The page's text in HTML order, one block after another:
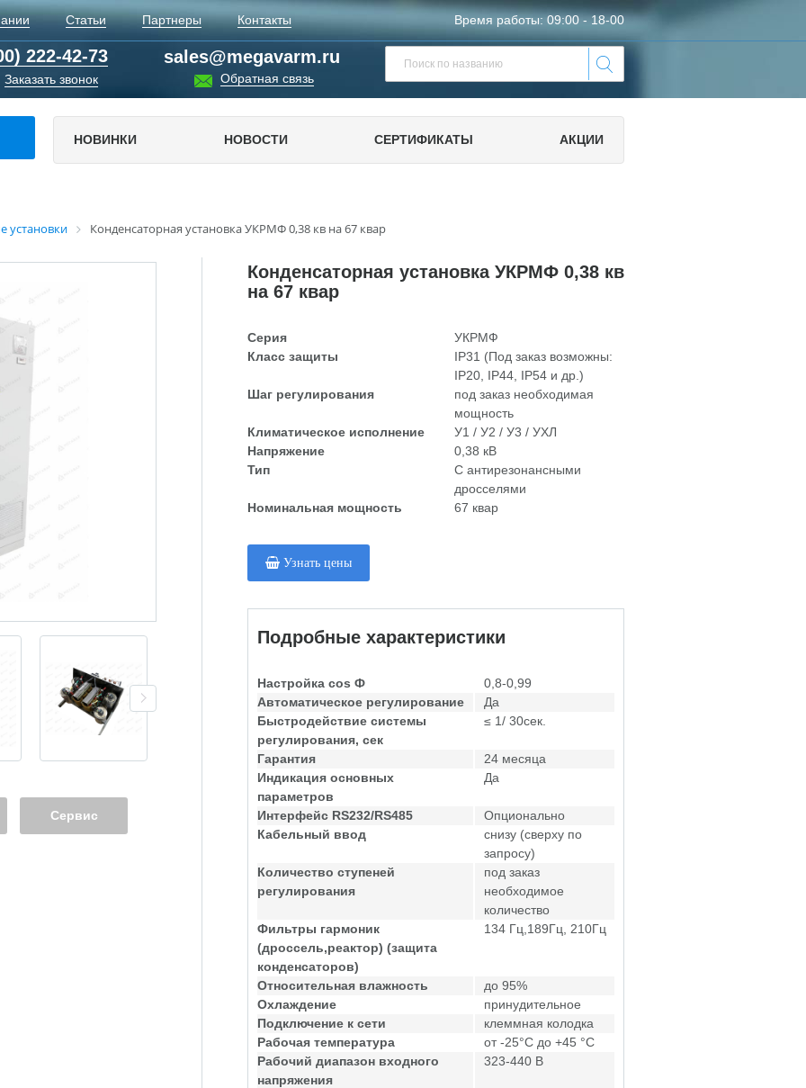
Статьи Партнеры Контакты Время работы: 09:00 - 18-00
222-42-73
Заказать звонок
sales@megavarm.ru
Обратная связь
НОВИНКИ НОВОСТИ СЕРТИФИКАТЫ АКЦИИ
установки Конденсаторная установка УКРМФ 0,38 кв на 67 квар
Сервис
Конденсаторная установка УКРМФ 0,38 кв
на 67 квар
Серия
УКРМФ
Класс защиты
IP31 (Под заказ возможны:
IP20, IP44, IP54 и др.)
Шаг регулирования
под заказ необходимая
мощность
Климатическое исполнение
У1 / У2 / У3 / УХЛ
Напряжение
0,38 кВ
Тип
С антирезонансными
дросселями
Номинальная мощность
67 квар
Узнать цены
Подробные характеристики
Настройка cos Ф
0,8-0,99
Автоматическое регулирование
Да
Быстродействие системы
регулирования, сек
≤ 1/ 30сек.
Гарантия
24 месяца
Индикация основных
параметров
Да
Интерфейс RS232/RS485
Опционально
Кабельный ввод
снизу (сверху по
запросу)
Количество ступеней
регулирования
под заказ
необходимое
количество
Фильтры гармоник
(дроссель,реактор) (защита
конденсаторов)
134 Гц,189Гц, 210Гц
Относительная влажность
до 95%
Охлаждение
принудительное
Подключение к сети
клеммная колодка
Рабочая температура
от -25°C до +45 °C
Рабочий диапазон входного
напряжения
323-440 В